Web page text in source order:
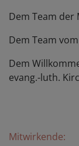
Dem Team der
Dem Team
Dem
evang.-luth.
Mitwirkende: